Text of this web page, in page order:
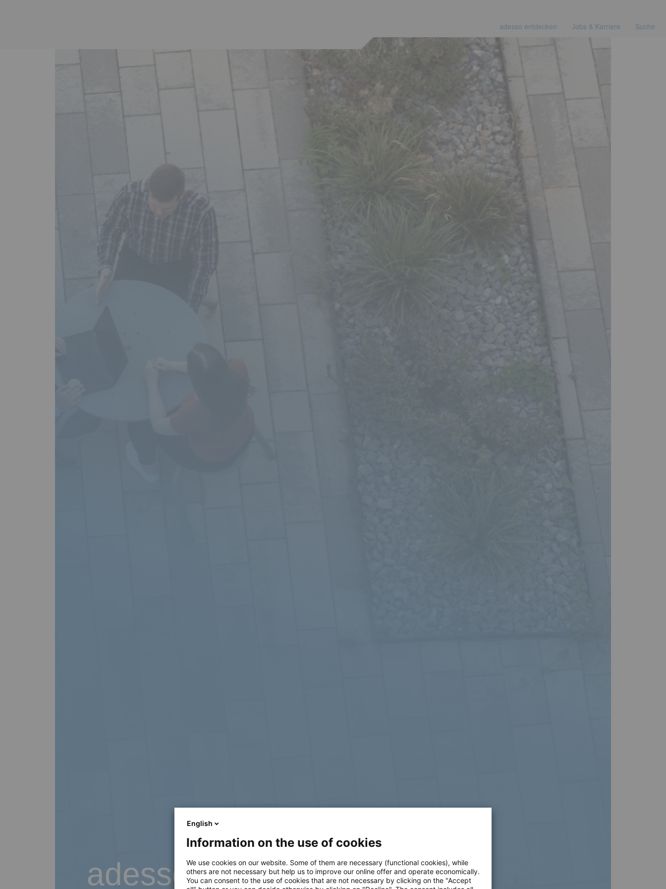
adesso entdecken Jobs & Karriere Suche
adesso Blog
English
Information on the use of cookies
We use cookies on our website. Some of them are necessary (functional cookies), while
others are not necessary but help us to improve our online offer and operate economically.
You can consent to the use of cookies that are not necessary by clicking on the "Accept